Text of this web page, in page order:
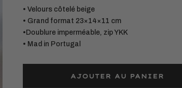
• Velours côtelé beige
• Grand format 23×14×11 cm
•Doublure imperméable, zip YKK
• Mad in Portugal
AJOUTER AU PANIER